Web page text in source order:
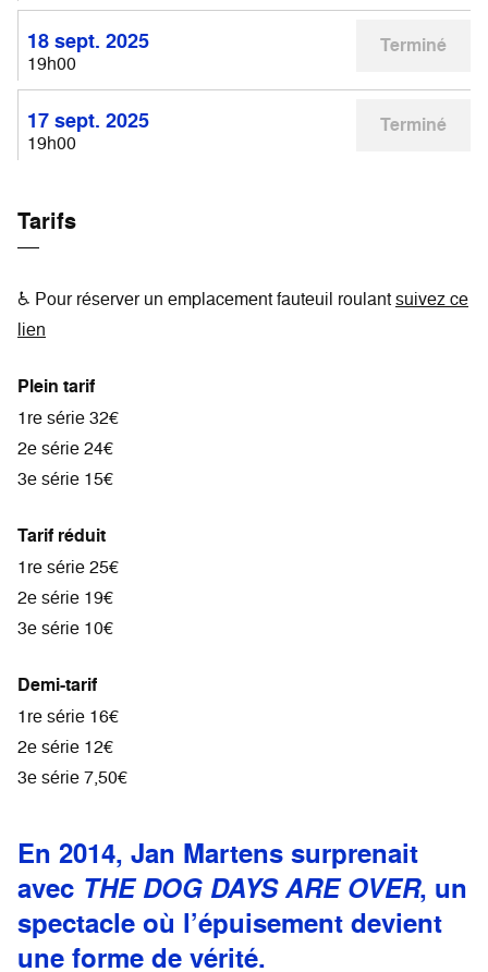
18 sept. 2025
19h00
Terminé
17 sept. 2025
19h00
Terminé
Tarifs
♿ Pour réserver un emplacement fauteuil roulantsuivez ce
lien
Plein tarif
1re série 32€
2e série 24€
3e série 15€
Tarif réduit
1re série 25€
2e série 19€
3e série 10€
Demi-tarif
1re série 16€
2e série 12€
3e série 7,50€
En 2014, Jan Martens surprenait
avec THE DOG DAYS ARE OVER, un
spectacle où l’épuisement devient
une forme de vérité.